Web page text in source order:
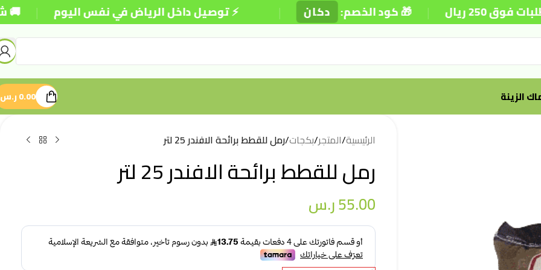
⚡ توصيل داخل الرياض في نفس اليوم | 🚚 شحن | 🎁 كود الخصم: دكان |
الزينة 0.00ر.س
الرئيسية/المتجر/بكجات/رمل للقطط برائحة الافندر 25 لتر
رمل للقطط برائحة الافندر 25 لتر
55.00ر.س